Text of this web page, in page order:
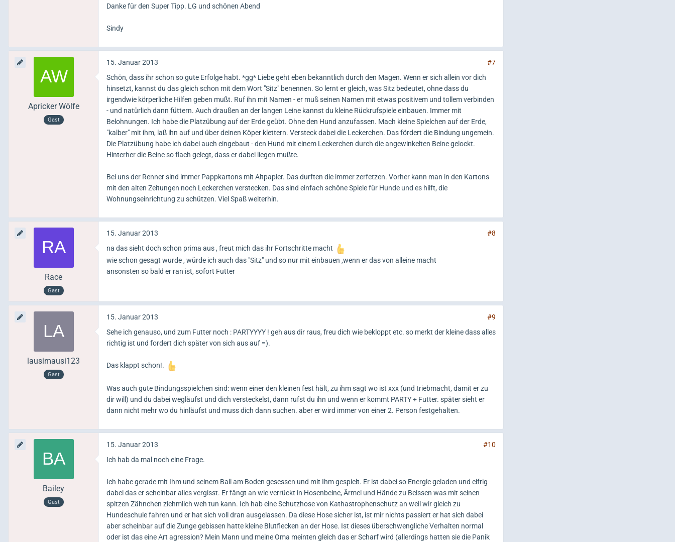
Danke für den Super Tipp. LG und schönen Abend
Sindy
Apricker Wölfe
Gast
15. Januar 2013
#7
Schön, dass ihr schon so gute Erfolge habt. *gg* Liebe geht eben bekanntlich durch den Magen. Wenn er sich allein vor dich
hinsetzt, kannst du das gleich schon mit dem Wort "Sitz" benennen. So lernt er gleich, was Sitz bedeutet, ohne dass du
irgendwie körperliche Hilfen geben mußt. Ruf ihn mit Namen - er muß seinen Namen mit etwas positivem und tollem verbinden
- und natürlich dann füttern. Auch draußen an der langen Leine kannst du kleine Rückrufspiele einbauen. Immer mit
Belohnungen. Ich habe die Platzübung auf der Erde geübt. Ohne den Hund anzufassen. Mach kleine Spielchen auf der Erde,
"kalber" mit ihm, laß ihn auf und über deinen Köper klettern. Versteck dabei die Leckerchen. Das fördert die Bindung ungemein.
Die Platzübung habe ich dabei auch eingebaut - den Hund mit einem Leckerchen durch die angewinkelten Beine gelockt.
Hinterher die Beine so flach gelegt, dass er dabei liegen mußte.
Bei uns der Renner sind immer Pappkartons mit Altpapier. Das durften die immer zerfetzen. Vorher kann man in den Kartons
mit den alten Zeitungen noch Leckerchen verstecken. Das sind einfach schöne Spiele für Hunde und es hilft, die
Wohnungseinrichtung zu schützen. Viel Spaß weiterhin.
Race
Gast
15. Januar 2013
#8
na das sieht doch schon prima aus , freut mich das ihr Fortschritte macht
wie schon gesagt wurde , würde ich auch das "Sitz" und so nur mit einbauen ,wenn er das von alleine macht
ansonsten so bald er ran ist, sofort Futter
lausimausi123
Gast
15. Januar 2013
#9
Sehe ich genauso, und zum Futter noch : PARTYYYY ! geh aus dir raus, freu dich wie bekloppt etc. so merkt der kleine dass alles
richtig ist und fordert dich später von sich aus auf =).
Das klappt schon!.
Was auch gute Bindungsspielchen sind: wenn einer den kleinen fest hält, zu ihm sagt wo ist xxx (und triebmacht, damit er zu
dir will) und du dabei wegläufst und dich versteckelst, dann rufst du ihn und wenn er kommt PARTY + Futter. später sieht er
dann nicht mehr wo du hinläufst und muss dich dann suchen. aber er wird immer von einer 2. Person festgehalten.
Bailey
Gast
15. Januar 2013
#10
Ich hab da mal noch eine Frage.
Ich habe gerade mit Ihm und seinem Ball am Boden gesessen und mit Ihm gespielt. Er ist dabei so Energie geladen und eifrig
dabei das er scheinbar alles vergisst. Er fängt an wie verrückt in Hosenbeine, Ärmel und Hände zu Beissen was mit seinen
spitzen Zähnchen ziehmlich weh tun kann. Ich hab eine Schutzhose von Kathastrophenschutz an weil wir gleich zu
Hundeschule fahren und er hat sich voll dran ausgelassen. Da diese Hose sicher ist, ist mir nichts passiert er hat sich dabei
aber scheinbar auf die Zunge gebissen hatte kleine Blutflecken an der Hose. Ist dieses überschwengliche Verhalten normal
oder ist das eine Art agression? Mein Mann und meine Oma meinten gleich das er Scharf wird (allerdings hatten sie die Panik